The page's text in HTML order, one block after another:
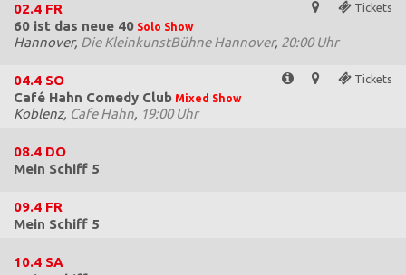
Tickets
02.4 FR
60 ist das neue 40 Solo Show
Hannover, Die KleinkunstBühne Hannover, 20:00 Uhr
Tickets
04.4 SO
Café Hahn Comedy Club Mixed Show
Koblenz, Cafe Hahn, 19:00 Uhr
08.4 DO
Mein Schiff 5
09.4 FR
Mein Schiff 5
10.4 SA